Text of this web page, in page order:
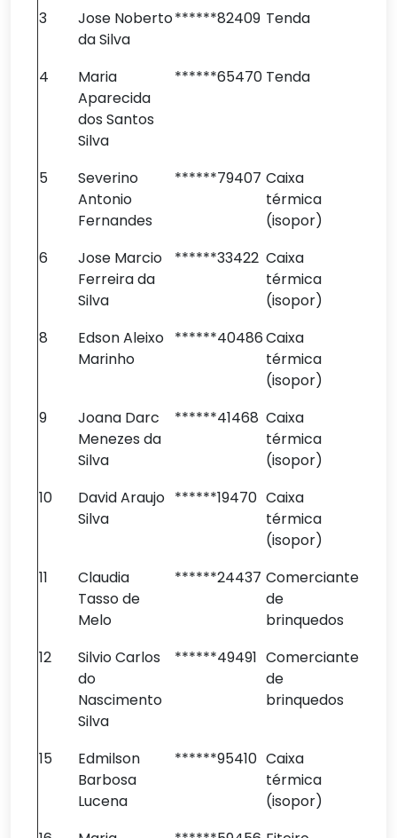
3
Jose Noberto
da Silva
******82409 Tenda
4
Maria
Aparecida
dos Santos
Silva
******65470 Tenda
5
Severino
Antonio
Fernandes
******79407 Caixa
térmica
(isopor)
6
Jose Marcio
Ferreira da
Silva
******33422 Caixa
térmica
(isopor)
8
Edson Aleixo
Marinho
******40486Caixa
térmica
(isopor)
9
Joana Darc
Menezes da
Silva
******41468 Caixa
térmica
(isopor)
10
David Araujo
Silva
******19470 Caixa
térmica
(isopor)
11
Claudia
Tasso de
Melo
******24437 Comerciante
de
brinquedos
12
Silvio Carlos
do
Nascimento
Silva
******49491 Comerciante
de
brinquedos
15
Edmilson
Barbosa
Lucena
******95410 Caixa
térmica
(isopor)